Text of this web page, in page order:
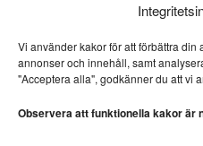
Vi använder kakor för att förbättra
annonser och innehåll, samt
"Acceptera alla", godkänner du att vi
Observera att funktionella kakor är
SE ÄVEN
virtuos